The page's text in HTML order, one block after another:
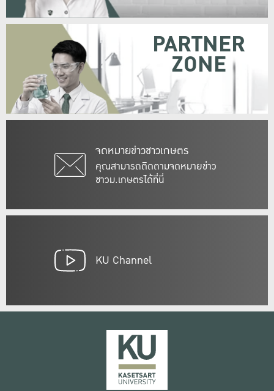
จดหมายข่าวชาวเกษตร
คุณสามารถติดตามจดหมายข่าว
ชาวม.เกษตรได้ที่นี่
PARTNER
ZONE
KU Channel